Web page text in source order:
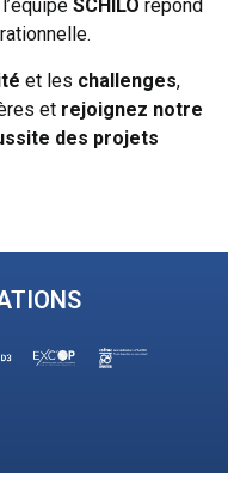
SCHILO répond
et les challenges,
et rejoignez notre
des projets